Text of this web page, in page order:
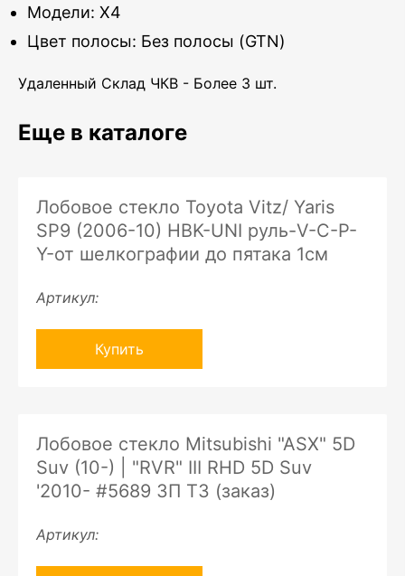
Модели: X4
Цвет полосы: Без полосы (GTN)
Удаленный Склад ЧКВ - Более 3 шт.
Еще в каталоге
Лобовое стекло Toyota Vitz/ Yaris
SP9 (2006-10) HBK-UNI руль-V-C-P-
Y-от шелкографии до пятака 1см
Артикул:
Купить
Лобовое стекло Mitsubishi "ASX" 5D
Suv (10-) | "RVR" III RHD 5D Suv
'2010- #5689 ЗП ТЗ (заказ)
Артикул: